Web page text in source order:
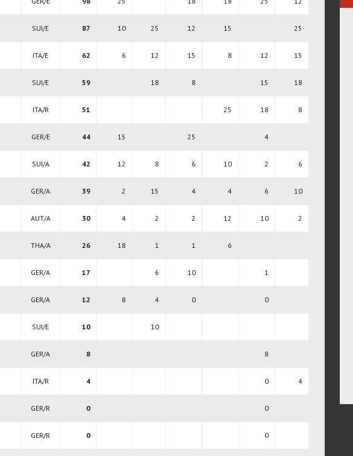
SUI/E 87 10 25 12 15 25
ITA/E 62 6 12 15 8 12 15
SUI/E 59 18 8 15 18
ITA/R 51 25 18 8
GER/E 44 15 25 4
SUI/A 42 12 8 6 10 2 6
GER/A 39 2 15 4 4 6 10
AUT/A 30 4 2 2 12 10 2
THA/A 26 18 1 1 6
GER/A 17 6 10 1
GER/A 12 8 4 0 0
SUI/E 10 10
GER/A 8 8
ITA/R 4 0 4
GER/R 0 0
GER/R 0 0